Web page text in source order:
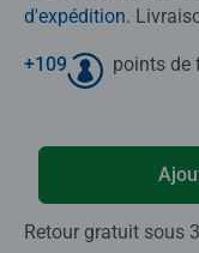
d'expédition.
+109 points de
Retour gratuit sous